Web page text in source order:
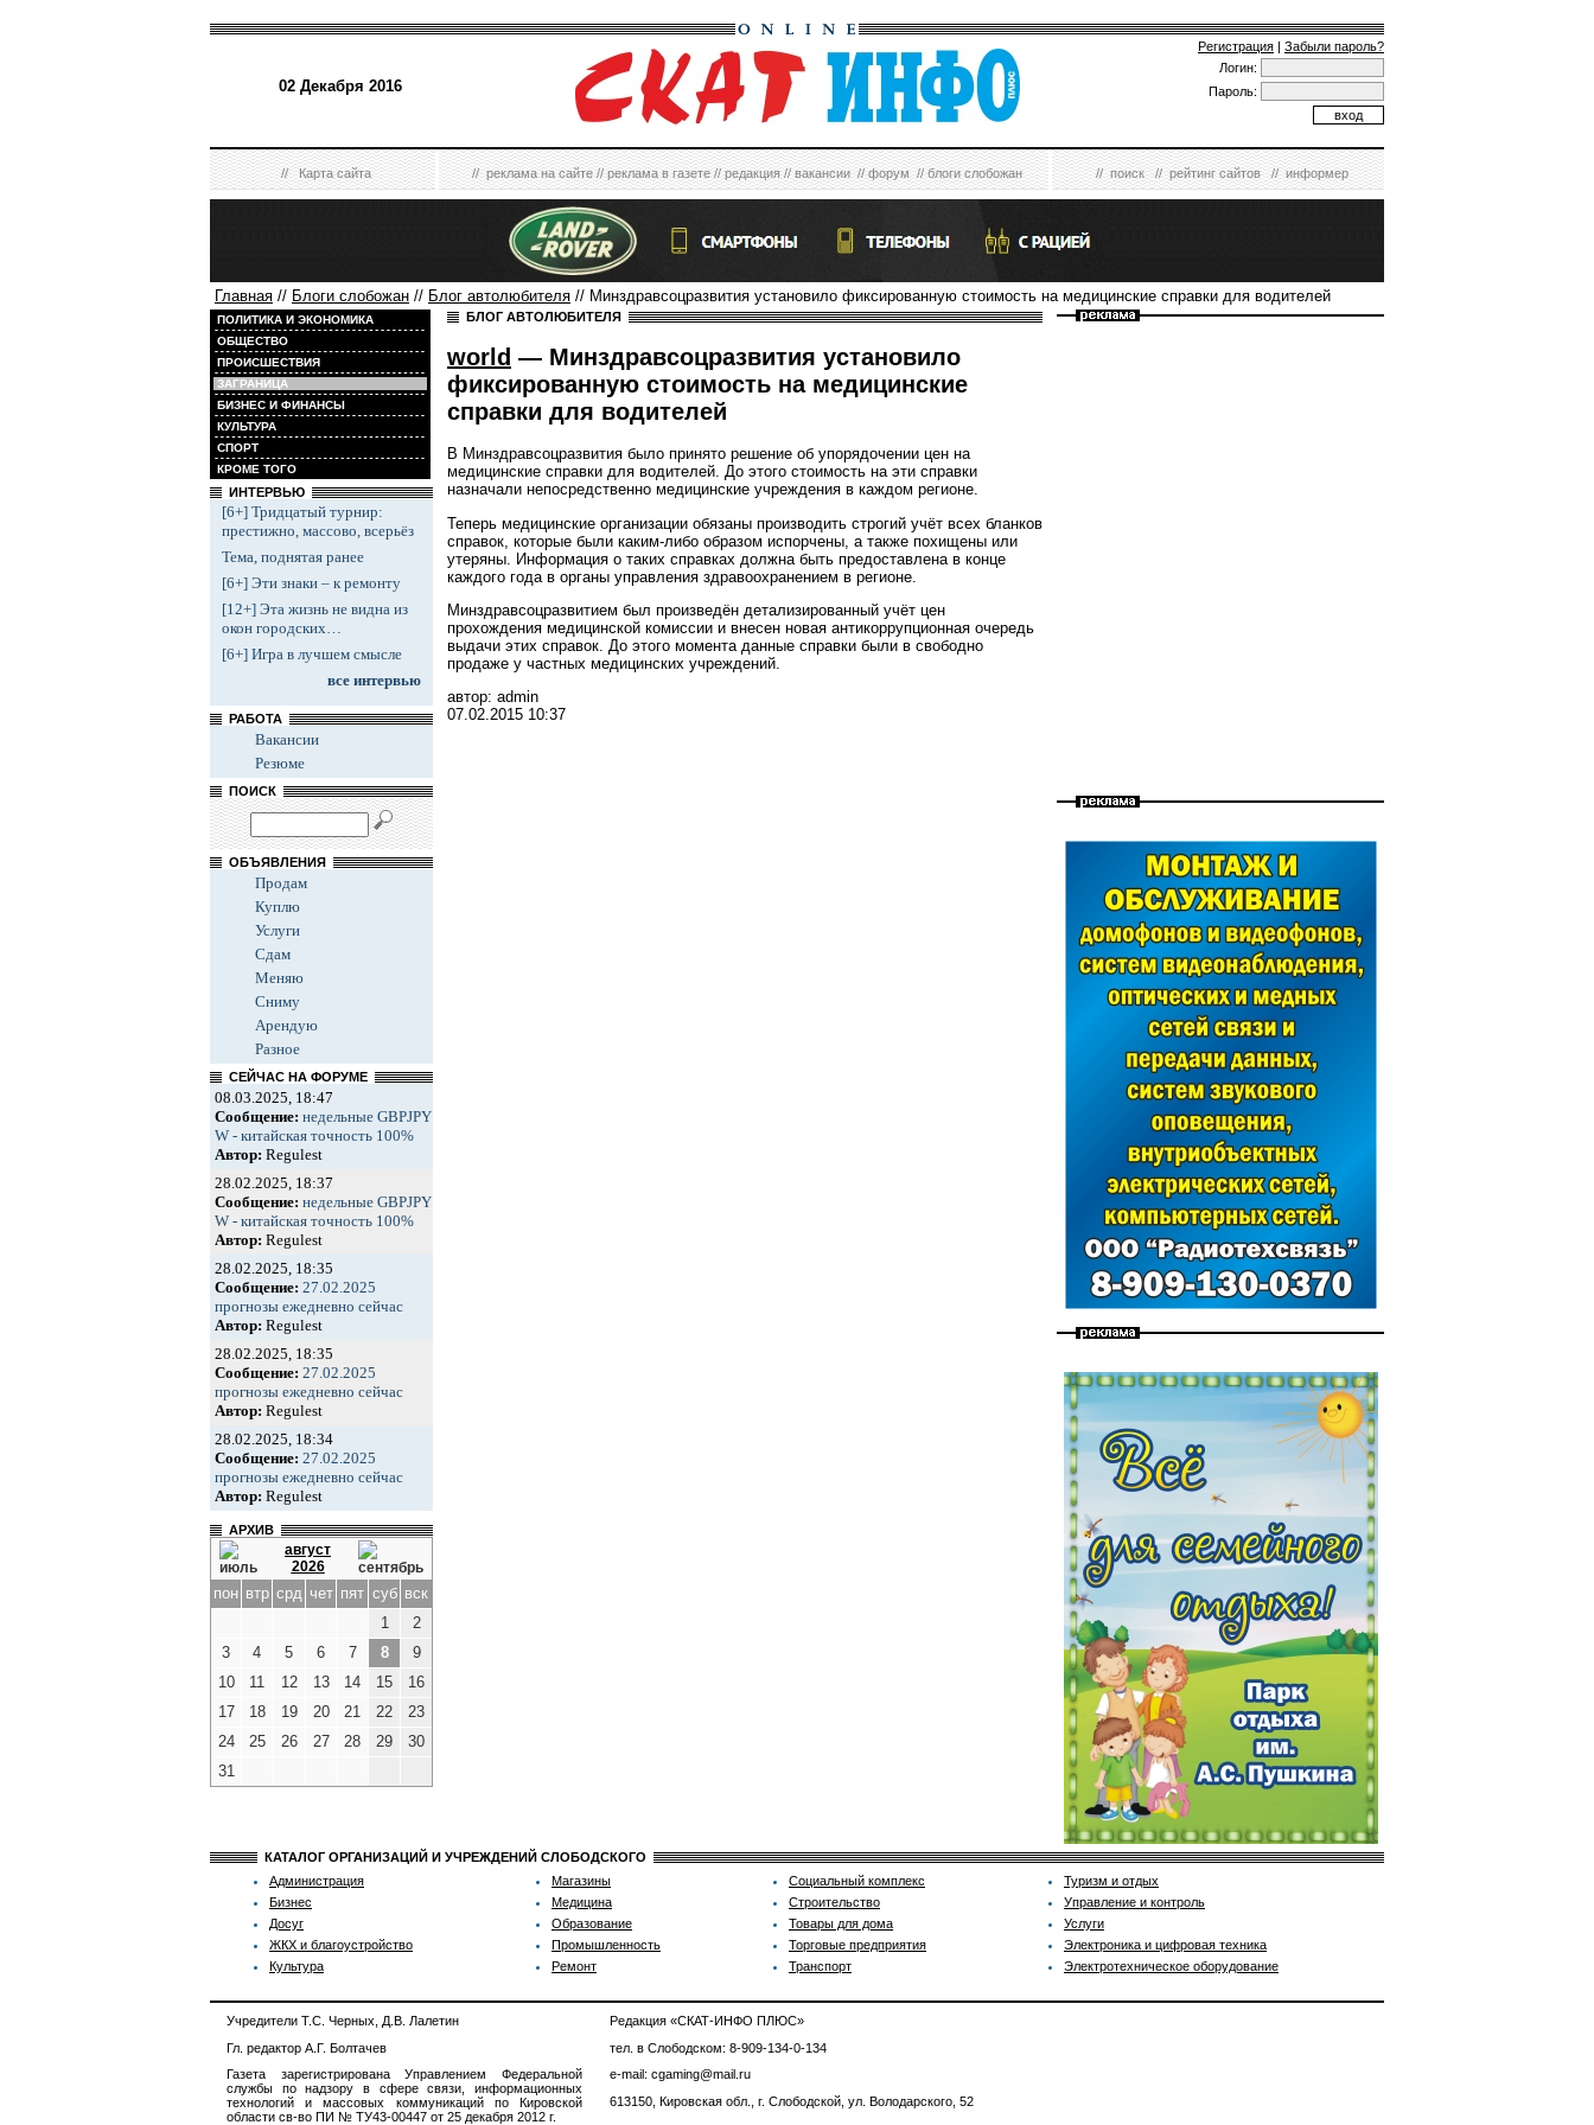
02 Декабря 2016
Регистрация | Забыли пароль?
Логин:
Пароль:
//Карта сайта //реклама на сайте//реклама в газете//редакция//вакансии//форум//блоги слобожан //поиск//рейтинг сайтов//информер
Главная // Блоги слобожан // Блог автолюбителя // Минздравсоцразвития установило фиксированную стоимость на медицинские справки для водителей
ПОЛИТИКА И ЭКОНОМИКА
ОБЩЕСТВО
ПРОИСШЕСТВИЯ
ЗАГРАНИЦА
БИЗНЕС И ФИНАНСЫ
КУЛЬТУРА
СПОРТ
КРОМЕ ТОГО
ИНТЕРВЬЮ
[6+] Тридцатый турнир:
престижно, массово, всерьёз
Тема, поднятая ранее
[6+] Эти знаки – к ремонту
[12+] Эта жизнь не видна из
окон городских…
[6+] Игра в лучшем смысле
все интервью
РАБОТА
Вакансии
Резюме
ПОИСК
ОБЪЯВЛЕНИЯ
Продам
Куплю
Услуги
Сдам
Меняю
Сниму
Арендую
Разное
СЕЙЧАС НА ФОРУМЕ
08.03.2025, 18:47
Сообщение: недельные GBPJPY
W - китайская точность 100%
Автор: Regulest
28.02.2025, 18:37
Сообщение: недельные GBPJPY
W - китайская точность 100%
Автор: Regulest
28.02.2025, 18:35
Сообщение: 27.02.2025
прогнозы ежедневно сейчас
Автор: Regulest
28.02.2025, 18:35
Сообщение: 27.02.2025
прогнозы ежедневно сейчас
Автор: Regulest
28.02.2025, 18:34
Сообщение: 27.02.2025
прогнозы ежедневно сейчас
Автор: Regulest
АРХИВ
август
2026
пон втр срд чет пят суб вск
1
2
3
4 5 6 7 8
9
10
11 12 13 14 15
16
17
18 19 20 21 22
23
24
25 26 27 28 29
30
31
БЛОГ АВТОЛЮБИТЕЛЯ
world — Минздравсоцразвития установило
фиксированную стоимость на медицинские
справки для водителей
В Минздравсоцразвития было принято решение об упорядочении цен на
медицинские справки для водителей. До этого стоимость на эти справки
назначали непосредственно медицинские учреждения в каждом регионе.
Теперь медицинские организации обязаны производить строгий учёт всех бланков
справок, которые были каким-либо образом испорчены, а также похищены или
утеряны. Информация о таких справках должна быть предоставлена в конце
каждого года в органы управления здравоохранением в регионе.
Минздравсоцразвитием был произведён детализированный учёт цен
прохождения медицинской комиссии и внесен новая антикоррупционная очередь
выдачи этих справок. До этого момента данные справки были в свободно
продаже у частных медицинских учреждений.
автор: admin
07.02.2015 10:37
КАТАЛОГ ОРГАНИЗАЦИЙ И УЧРЕЖДЕНИЙ СЛОБОДСКОГО
Администрация
Бизнес
Досуг
ЖКХ и благоустройство
Культура
Магазины
Медицина
Образование
Промышленность
Ремонт
Социальный комплекс
Строительство
Товары для дома
Торговые предприятия
Транспорт
Туризм и отдых
Управление и контроль
Услуги
Электроника и цифровая техника
Электротехническое оборудование
Учредители Т.С. Черных, Д.В. Лалетин
Гл. редактор А.Г. Болтачев
Газета зарегистрирована Управлением Федеральной
службы по надзору в сфере связи, информационных
технологий и массовых коммуникаций по Кировской
области св-во ПИ № ТУ43-00447 от 25 декабря 2012 г.
Редакция «СКАТ-ИНФО ПЛЮС»
тел. в Слободском: 8-909-134-0-134
e-mail: cgaming@mail.ru
613150, Кировская обл., г. Слободской, ул. Володарского, 52